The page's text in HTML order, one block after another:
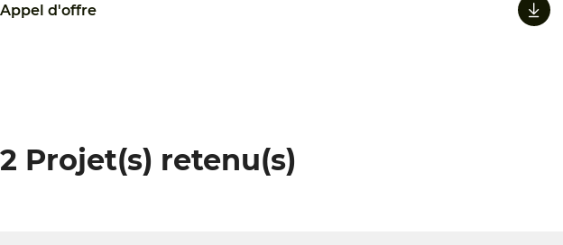
Appel d'offre
2 Projet(s) retenu(s)